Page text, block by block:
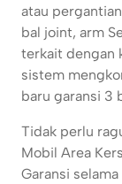
atau
bal joint, arm
terkait dengan
sistem
baru garansi 3
Tidak perlu
Mobil Area
Garansi